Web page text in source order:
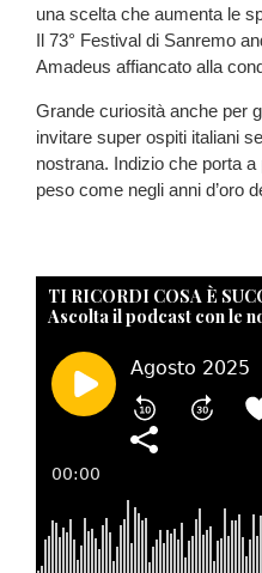
una scelta che aumenta le
Il 73° Festival di Sanremo
Amadeus affiancato alla
Grande curiosità anche per
invitare super ospiti italiani
nostrana. Indizio che porta a
peso come negli anni d’oro
TI RICORDI COSA È
Ascolta il podcast con le